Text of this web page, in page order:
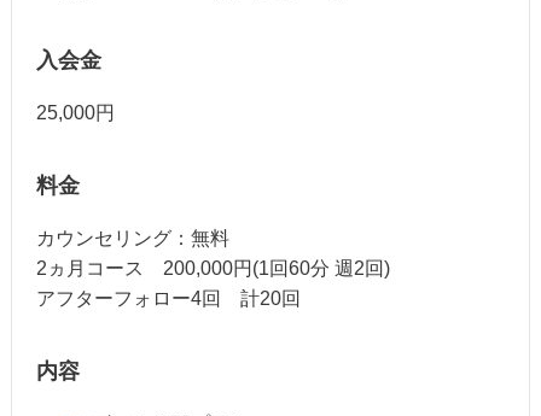
入会金
25,000円
料金
カウンセリング：無料
2ヵ月コース 200,000円(1回60分 週2回)
アフターフォロー4回 計20回
内容